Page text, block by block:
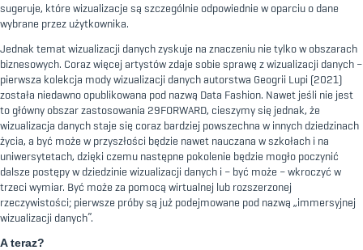
sugeruje, które wizualizacje są szczególnie odpowiednie w oparciu o dane
wybrane przez użytkownika.
Jednak temat wizualizacji danych zyskuje na znaczeniu nie tylko w obszarach
biznesowych. Coraz więcej artystów zdaje sobie sprawę z wizualizacji danych –
pierwsza kolekcja mody wizualizacji danych autorstwa Geogrii Lupi (2021)
została niedawno opublikowana pod nazwą Data Fashion. Nawet jeśli nie jest
to główny obszar zastosowania 29FORWARD, cieszymy się jednak, że
wizualizacja danych staje się coraz bardziej powszechna w innych dziedzinach
życia, a być może w przyszłości będzie nawet nauczana w szkołach i na
uniwersytetach, dzięki czemu następne pokolenie będzie mogło poczynić
dalsze postępy w dziedzinie wizualizacji danych i – być może – wkroczyć w
trzeci wymiar. Być może za pomocą wirtualnej lub rozszerzonej
rzeczywistości; pierwsze próby są już podejmowane pod nazwą „immersyjnej
wizualizacji danych”.
A teraz?